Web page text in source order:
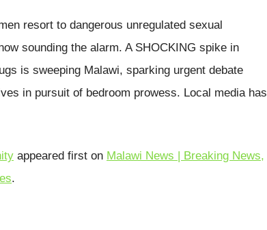
resort to dangerous unregulated sexual
sounding the alarm. A SHOCKING spike in
is sweeping Malawi, sparking urgent debate
in pursuit of bedroom prowess. Local media has
appeared first on Malawi News | Breaking News,
.